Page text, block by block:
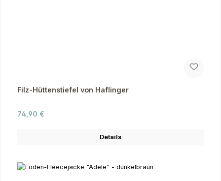
Filz-Hüttenstiefel von Haflinger
Regulärer Preis:
74,90 €
Details